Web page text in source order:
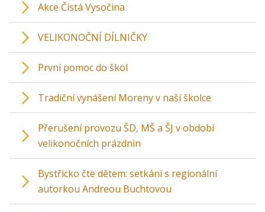
Akce Čistá Vysočina
VELIKONOČNÍ DÍLNIČKY
První pomoc do škol
Tradiční vynášení Moreny v naší školce
Přerušení provozu ŠD, MŠ a ŠJ v období
velikonočních prázdnin
Bystřicko čte dětem: setkání s regionální
autorkou Andreou Buchtovou